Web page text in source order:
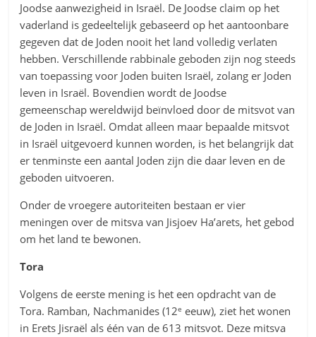
Joodse aanwezigheid in Israël. De Joodse claim op het
vaderland is gedeeltelijk gebaseerd op het aantoonbare
gegeven dat de Joden nooit het land volledig verlaten
hebben. Verschillende rabbinale geboden zijn nog steeds
van toepassing voor Joden buiten Israël, zolang er Joden
leven in Israël. Bovendien wordt de Joodse
gemeenschap wereldwijd beïnvloed door de mitsvot van
de Joden in Israël. Omdat alleen maar bepaalde mitsvot
in Israël uitgevoerd kunnen worden, is het belangrijk dat
er tenminste een aantal Joden zijn die daar leven en de
geboden uitvoeren.
Onder de vroegere autoriteiten bestaan er vier
meningen over de mitsva van Jisjoev Ha’arets, het gebod
om het land te bewonen.
Tora
Volgens de eerste mening is het een opdracht van de
Tora. Ramban, Nachmanides (12e eeuw), ziet het wonen
in Erets Jisraël als één van de 613 mitsvot. Deze mitsva